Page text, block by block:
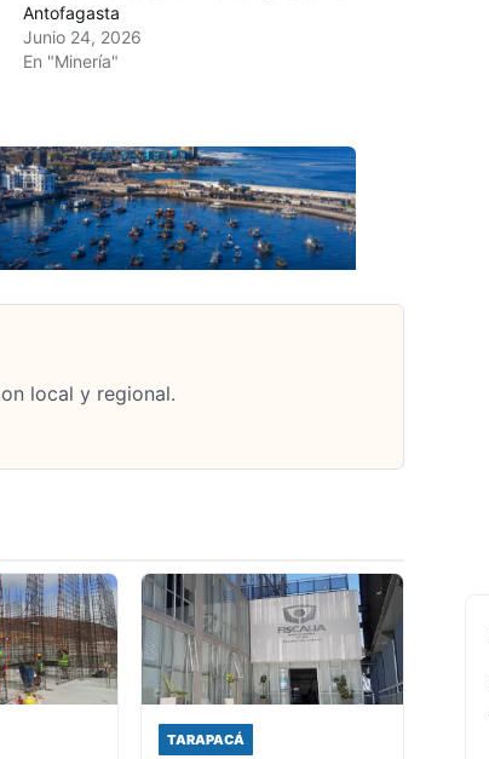
Antofagasta
Junio 24, 2026
En "Minería"
local y regional.
TARAPACÁ